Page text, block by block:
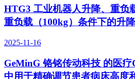
HTG3 工业机器人升降、重负
重负载（100kg）条件下的升
2025-11-16
GeMinG 铬铭传动科技 的医
中用于精确调节患者病床高度